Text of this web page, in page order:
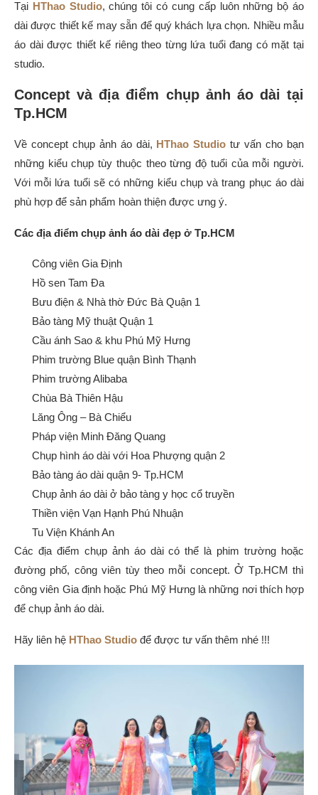
Tại HThao Studio, chúng tôi có cung cấp luôn những bộ áo
dài được thiết kế may sẵn để quý khách lựa chọn. Nhiều mẫu
áo dài được thiết kế riêng theo từng lứa tuổi đang có mặt tại
studio.
Concept và địa điểm chụp ảnh áo dài tại
Tp.HCM
Về concept chụp ảnh áo dài, HThao Studio tư vấn cho bạn
những kiểu chụp tùy thuộc theo từng độ tuổi của mỗi người.
Với mỗi lứa tuổi sẽ có những kiểu chụp và trang phục áo dài
phù hợp để sản phẩm hoàn thiện được ưng ý.
Các địa điểm chụp ảnh áo dài đẹp ở Tp.HCM
Công viên Gia Định
Hồ sen Tam Đa
Bưu điện & Nhà thờ Đức Bà Quận 1
Bảo tàng Mỹ thuật Quận 1
Cầu ánh Sao & khu Phú Mỹ Hưng
Phim trường Blue quận Bình Thạnh
Phim trường Alibaba
Chùa Bà Thiên Hậu
Lăng Ông – Bà Chiểu
Pháp viện Minh Đăng Quang
Chụp hình áo dài với Hoa Phượng quận 2
Bảo tàng áo dài quận 9- Tp.HCM
Chụp ảnh áo dài ở bảo tàng y học cổ truyền
Thiền viện Vạn Hạnh Phú Nhuận
Tu Viện Khánh An
Các địa điểm chụp ảnh áo dài có thể là phim trường hoặc
đường phố, công viên tùy theo mỗi concept. Ở Tp.HCM thì
công viên Gia định hoặc Phú Mỹ Hưng là những nơi thích hợp
để chụp ảnh áo dài.
Hãy liên hệ HThao Studio để được tư vấn thêm nhé !!!